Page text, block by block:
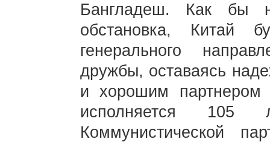
Бангладеш. Как бы
обстановка, Китай
генерального
дружбы, оставаясь
и хорошим
исполняется
Коммунистической